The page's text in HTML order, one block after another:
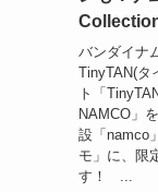
バンダイナ
TinyTAN(タ
ト「
NAMCO」
設「namco
モ」に、限
す！ ...